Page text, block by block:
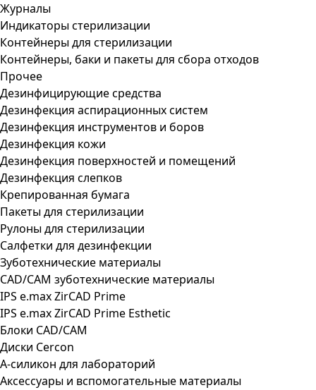
Журналы
Индикаторы стерилизации
Контейнеры для стерилизации
Контейнеры, баки и пакеты для сбора отходов
Прочее
Дезинфицирующие средства
Дезинфекция аспирационных систем
Дезинфекция инструментов и боров
Дезинфекция кожи
Дезинфекция поверхностей и помещений
Дезинфекция слепков
Крепированная бумага
Пакеты для стерилизации
Рулоны для стерилизации
Салфетки для дезинфекции
Зуботехнические материалы
CAD/CAM зуботехнические материалы
IPS e.max ZirCAD Prime
IPS e.max ZirCAD Prime Esthetic
Блоки CAD/CAM
Диски Cercon
А-силикон для лабораторий
Аксессуары и вспомогательные материалы